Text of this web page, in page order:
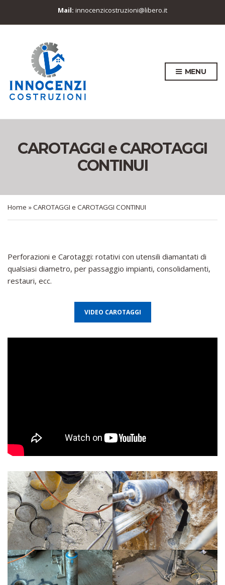
Mail: innocenzicostruzioni@libero.it
MENU
CAROTAGGI e CAROTAGGI
CONTINUI
Home »CAROTAGGI e CAROTAGGI CONTINUI
Perforazioni e Carotaggi: rotativi con utensili diamantati di
qualsiasi diametro, per passaggio impianti, consolidamenti,
restauri, ecc.
VIDEO CAROTAGGI